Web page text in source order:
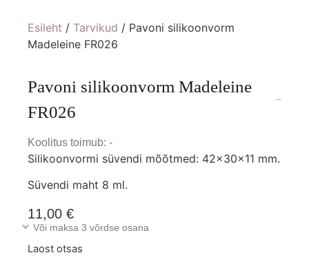
Esileht / Tarvikud / Pavoni silikoonvorm
Madeleine FR026
Pavoni silikoonvorm Madeleine
FR026
Koolitus toimub: -
Silikoonvormi süvendi mõõtmed: 42x30x11 mm.
Süvendi maht 8 ml.
11,00 €
Või maksa 3 võrdse osana
Laost otsas